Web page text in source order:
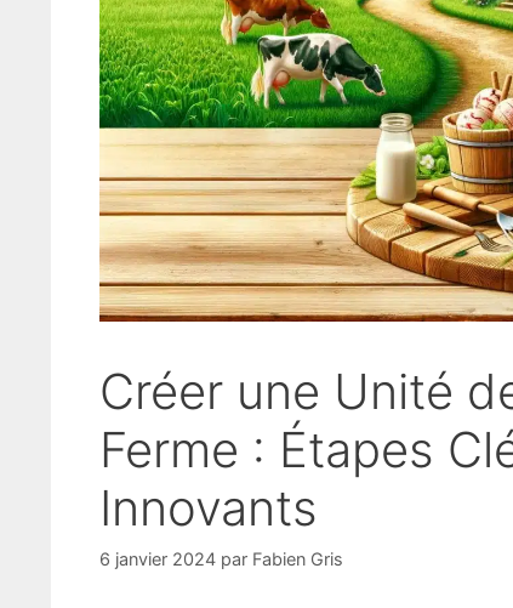
Créer une Unité
Ferme : Étapes
Innovants
6 janvier 2024 par Fabien Gris